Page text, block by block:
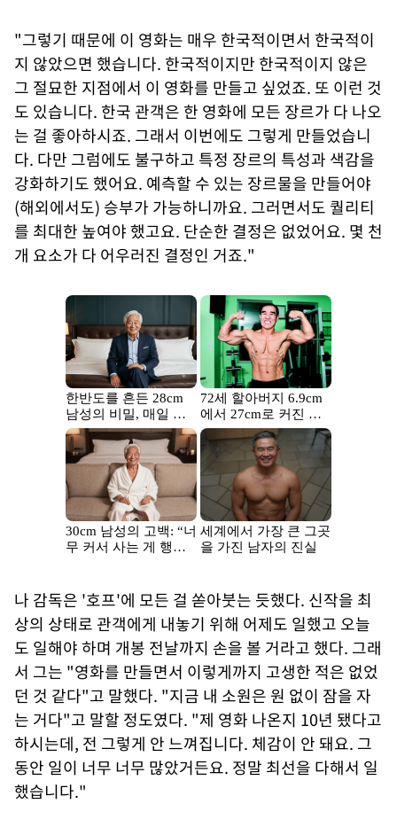
"그렇기 때문에 이 영화는 매우 한국적이면서 한국적이
지 않았으면 했습니다. 한국적이지만 한국적이지 않은
그 절묘한 지점에서 이 영화를 만들고 싶었죠. 또 이런 것
도 있습니다. 한국 관객은 한 영화에 모든 장르가 다 나오
는 걸 좋아하시죠. 그래서 이번에도 그렇게 만들었습니
다. 다만 그럼에도 불구하고 특정 장르의 특성과 색감을
강화하기도 했어요. 예측할 수 있는 장르물을 만들어야
(해외에서도) 승부가 가능하니까요. 그러면서도 퀄리티
를 최대한 높여야 했고요. 단순한 결정은 없었어요. 몇 천
개 요소가 다 어우러진 결정인 거죠."
나 감독은 '호프'에 모든 걸 쏟아붓는 듯했다. 신작을 최
상의 상태로 관객에게 내놓기 위해 어제도 일했고 오늘
도 일해야 하며 개봉 전날까지 손을 볼 거라고 했다. 그래
서 그는 "영화를 만들면서 이렇게까지 고생한 적은 없었
던 것 같다"고 말했다. "지금 내 소원은 원 없이 잠을 자
는 거다"고 말할 정도였다. "제 영화 나온지 10년 됐다고
하시는데, 전 그렇게 안 느껴집니다. 체감이 안 돼요. 그
동안 일이 너무 너무 많았거든요. 정말 최선을 다해서 일
했습니다."